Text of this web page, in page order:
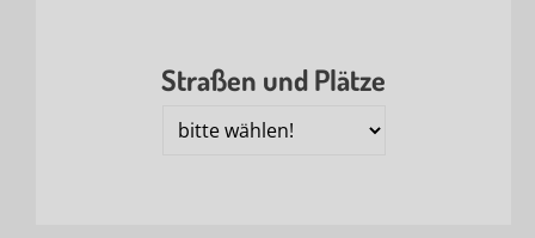
Straßen und Plätze
Straßen